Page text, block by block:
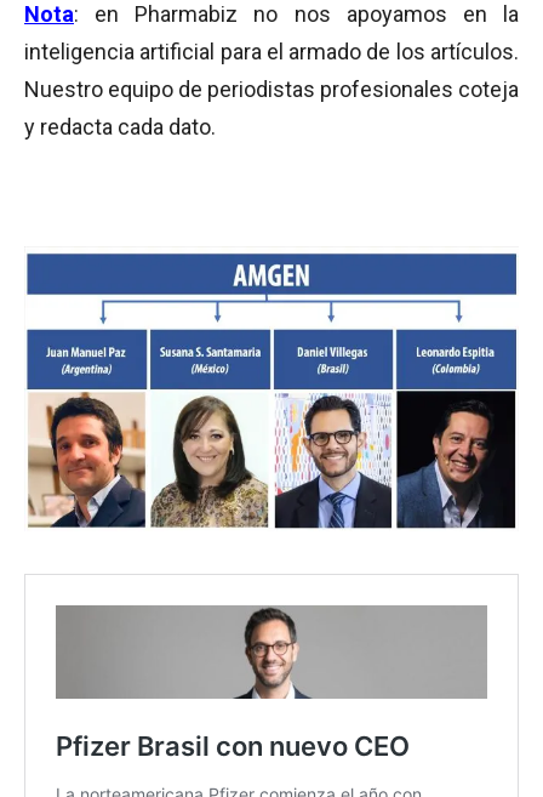
Nota: en Pharmabiz no nos apoyamos en la
inteligencia artificial para el armado de los artículos.
Nuestro equipo de periodistas profesionales coteja
y redacta cada dato.